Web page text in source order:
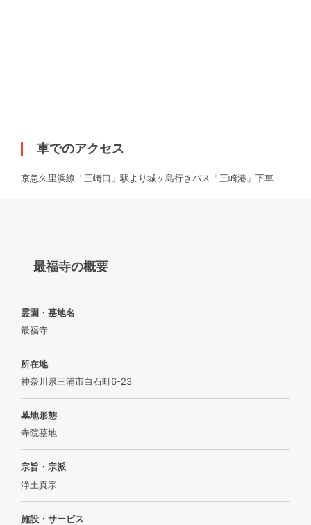
車でのアクセス
京急久里浜線「三崎口」駅より城ヶ島行きバス「三崎港」下車
最福寺の概要
霊園・墓地名
最福寺
所在地
神奈川県三浦市白石町6-23
墓地形態
寺院墓地
宗旨・宗派
浄土真宗
施設・サービス